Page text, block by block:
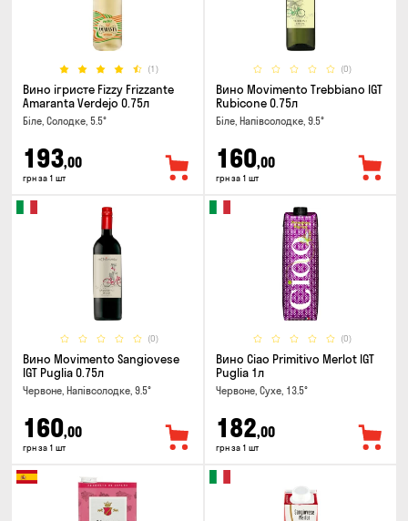
(1)
Вино ігристе Fizzy Frizzante
Amaranta Verdejo 0.75л
Біле, Солодке, 5.5°
193,00
грн за 1 шт
(0)
Вино Movimento Trebbiano IGT
Rubicone 0.75л
Біле, Напівсолодке, 9.5°
160,00
грн за 1 шт
(0)
Вино Movimento Sangiovese
IGT Puglia 0.75л
Червоне, Напівсолодке, 9.5°
160,00
грн за 1 шт
(0)
Вино Ciao Primitivo Merlot IGT
Puglia 1л
Червоне, Сухе, 13.5°
182,00
грн за 1 шт